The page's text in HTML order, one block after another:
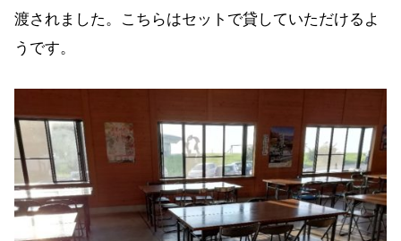
渡されました。こちらはセットで貸していただけるよ
うです。